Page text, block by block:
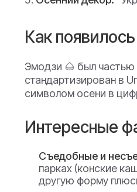
Как появилось
Эмодзи 🌰 был частью
стандартизирован в
символом осени в
Интересные
Съедобные и
парках (конские
другую форму